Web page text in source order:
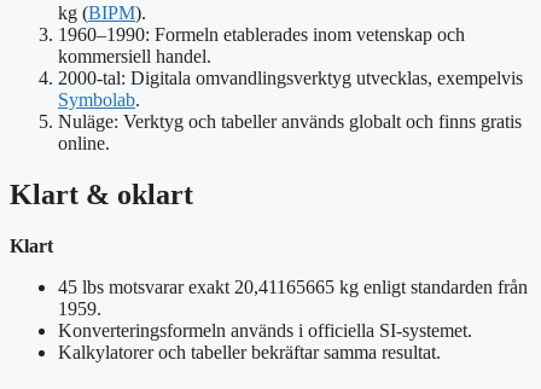
kg (BIPM).
1960–1990: Formeln etablerades inom vetenskap och
kommersiell handel.
2000-tal: Digitala omvandlingsverktyg utvecklas, exempelvis
Symbolab.
Nuläge: Verktyg och tabeller används globalt och finns gratis
online.
Klart & oklart
Klart
45 lbs motsvarar exakt 20,41165665 kg enligt standarden från
1959.
Konverteringsformeln används i officiella SI-systemet.
Kalkylatorer och tabeller bekräftar samma resultat.